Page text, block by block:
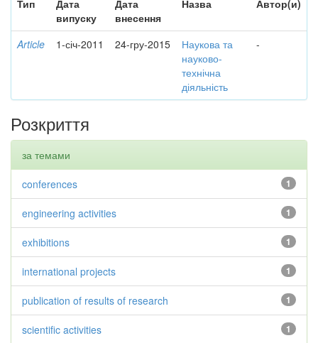
Тип
Дата
випуску
Дата
внесення
Назва Автор(и)
Article 1-січ-2011 24-гру-2015
Наукова та
науково-
технічна
діяльність
-
Розкриття
за темами
1
conferences
1
engineering activities
1
exhibitions
1
international projects
1
publication of results of research
1
scientific activities